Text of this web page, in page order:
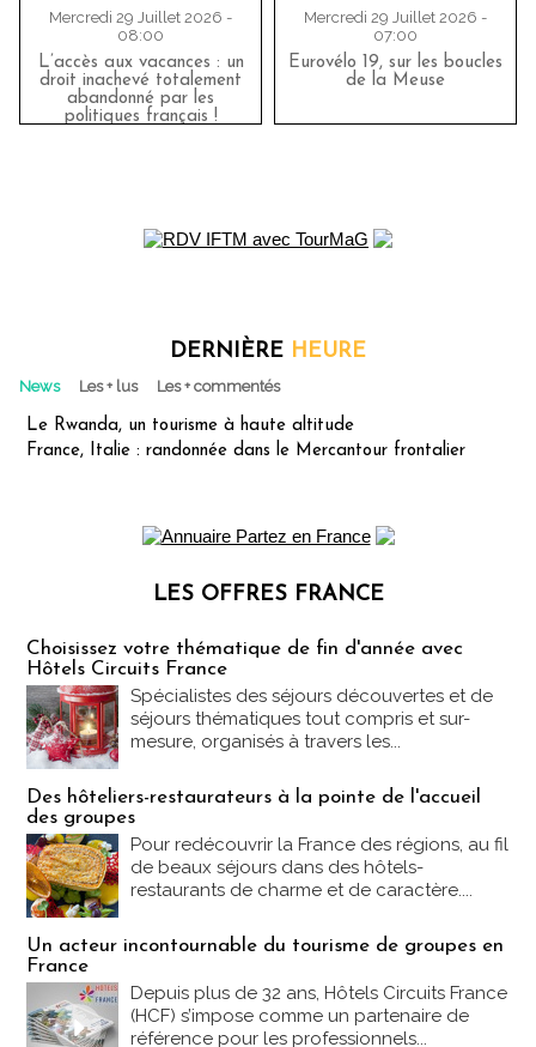
Mercredi 29 Juillet 2026 -
08:00
L’accès aux vacances : un
droit inachevé totalement
abandonné par les
politiques français !
Mercredi 29 Juillet 2026 -
07:00
Eurovélo 19, sur les boucles
de la Meuse
DERNIÈRE HEURE
News Les + lus Les + commentés
Le Rwanda, un tourisme à haute altitude
France, Italie : randonnée dans le Mercantour frontalier
LES OFFRES FRANCE
Choisissez votre thématique de fin d'année avec
Hôtels Circuits France
Spécialistes des séjours découvertes et de
séjours thématiques tout compris et sur-
mesure, organisés à travers les...
Des hôteliers-restaurateurs à la pointe de l'accueil
des groupes
Pour redécouvrir la France des régions, au fil
de beaux séjours dans des hôtels-
restaurants de charme et de caractère....
Un acteur incontournable du tourisme de groupes en
France
Depuis plus de 32 ans, Hôtels Circuits France
(HCF) s’impose comme un partenaire de
référence pour les professionnels...